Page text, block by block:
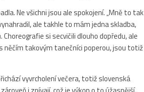
Ne všichni jsou ale spokojení. „Mně to tak
ale takhle to mám jedna skladba,
si secvičili dlouho dopředu, ale
něčím takovým tanečníci poperou, jsou totiž
vyvrcholení večera, totiž slovenská